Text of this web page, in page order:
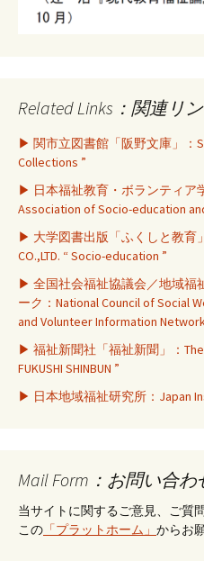
Related Links：関連リ
▶ 関市立図書館「阪野文庫」：
Collections ”
▶ 日本福祉教育・ボランティア
Association of Socio-education
▶ 大学図書出版「ふくしと教育」
CO.,LTD. “ Socio-education ”
▶ 全国社会福祉協議会／地域福
ーク：National Council of Social
and Volunteer Information Network
▶ 福祉新聞社「福祉新聞」：The
FUKUSHI SHINBUN ”
▶ 日本地域福祉研究所：Japan
Mail Form：お問い合わ
当サイトに関するご意見、ご質
この 「プラットホーム」 からお